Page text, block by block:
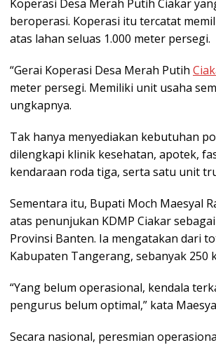
Koperasi Desa Merah Putih Ciakar
beroperasi. Koperasi itu tercatat
atas lahan seluas 1.000 meter persegi.
“Gerai Koperasi Desa Merah Putih
meter persegi. Memiliki unit usaha
ungkapnya.
Tak hanya menyediakan kebutuhan
dilengkapi klinik kesehatan, apotek,
kendaraan roda tiga, serta satu unit
Sementara itu, Bupati Moch Maesyal
atas penunjukan KDMP Ciakar
Provinsi Banten. Ia mengatakan dari
Kabupaten Tangerang, sebanyak
“Yang belum operasional, kendala
pengurus belum optimal,” kata
Secara nasional, peresmian